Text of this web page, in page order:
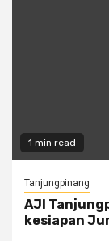
1 min read
Tanjungpinang
AJI
kesiapan